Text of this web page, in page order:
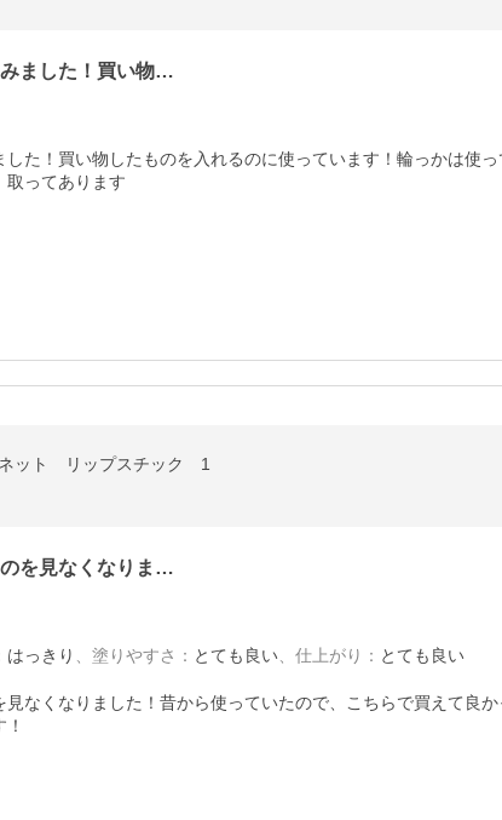
ました！買い物…
た！買い物したものを入れるのに使っています！輪っかは使
取ってあります
ット リップスチック 1
を見なくなりま…
はっきり 塗りやすさ ： とても良い 仕上がり ： とても良い
なくなりました！昔から使っていたので、こちらで買えて良か